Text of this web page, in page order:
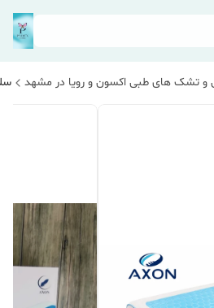
و تشک های طبی اکسون و رویا در مشهد